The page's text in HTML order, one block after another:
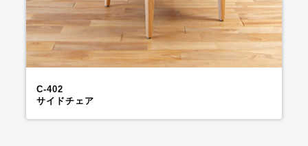
C-402
サイドチェア